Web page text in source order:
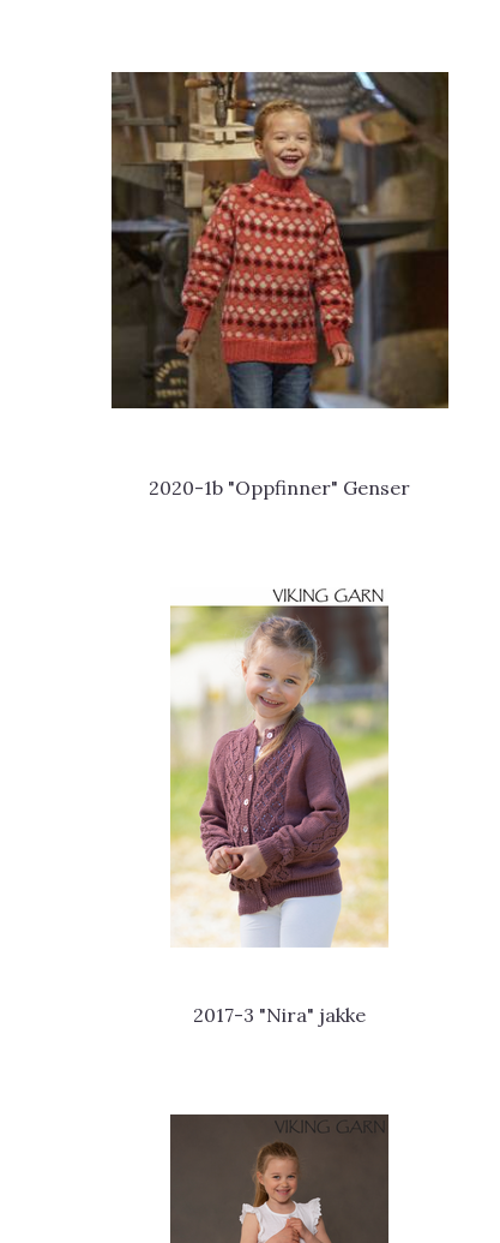
2020-1b "Oppfinner" Genser
2017-3 "Nira" jakke